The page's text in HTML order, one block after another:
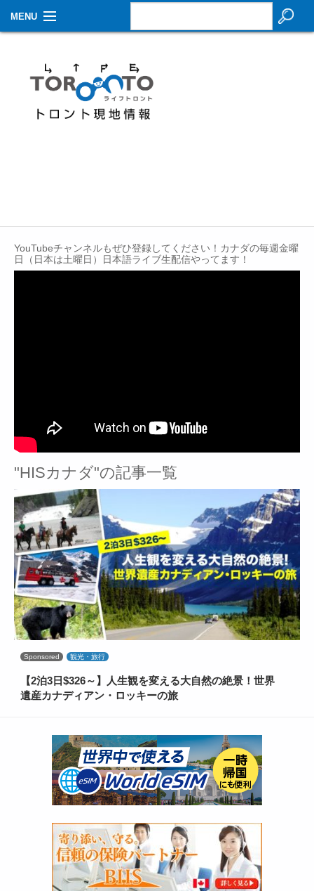
MENU
生活情報
その他
YouTubeチャンネルもぜひ登録してください！カナダの毎週金曜
日（日本は土曜日）日本語ライブ生配信やってます！
"HISカナダ"の記事一覧
Sponsored 観光・旅行
【2泊3日$326～】人生観を変える大自然の絶景！世界
遺産カナディアン・ロッキーの旅